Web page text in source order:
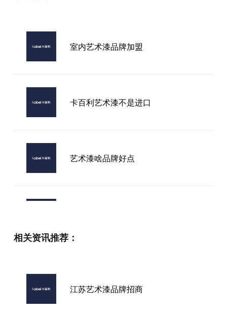
室内艺术漆品牌加盟
卡百利艺术漆不是进口
艺术漆啥品牌好点
相关资讯推荐：
江苏艺术漆品牌招商